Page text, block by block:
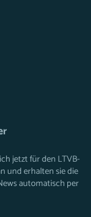
jetzt für den LTVB-
und erhalten sie die
automatisch per